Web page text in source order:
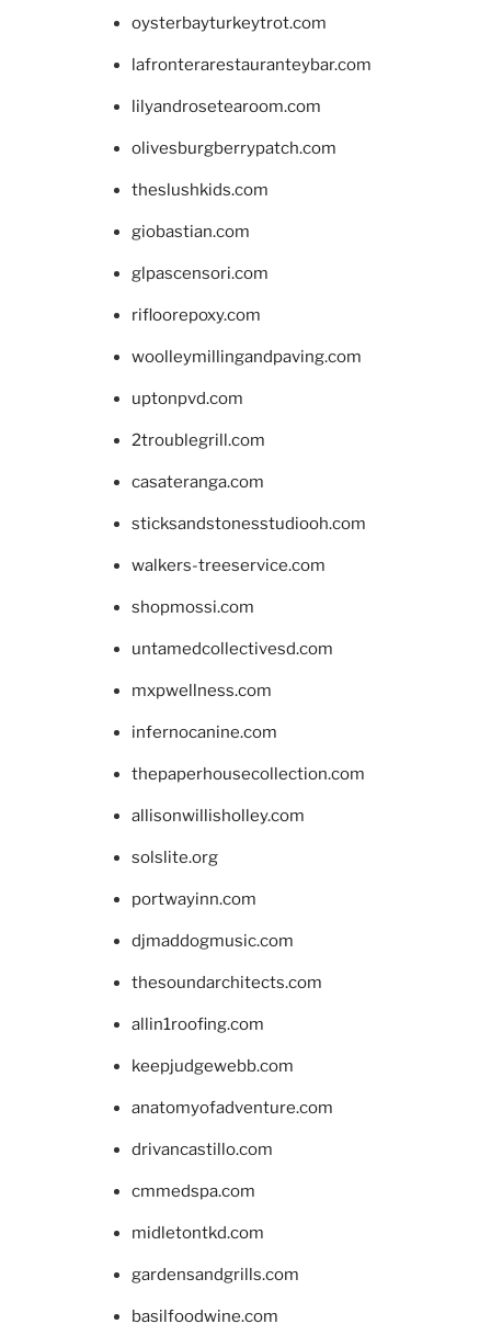
oysterbayturkeytrot.com
lafronterarestauranteybar.com
lilyandrosetearoom.com
olivesburgberrypatch.com
theslushkids.com
giobastian.com
glpascensori.com
rifloorepoxy.com
woolleymillingandpaving.com
uptonpvd.com
2troublegrill.com
casateranga.com
sticksandstonesstudiooh.com
walkers-treeservice.com
shopmossi.com
untamedcollectivesd.com
mxpwellness.com
infernocanine.com
thepaperhousecollection.com
allisonwillisholley.com
solslite.org
portwayinn.com
djmaddogmusic.com
thesoundarchitects.com
allin1roofing.com
keepjudgewebb.com
anatomyofadventure.com
drivancastillo.com
cmmedspa.com
midletontkd.com
gardensandgrills.com
basilfoodwine.com